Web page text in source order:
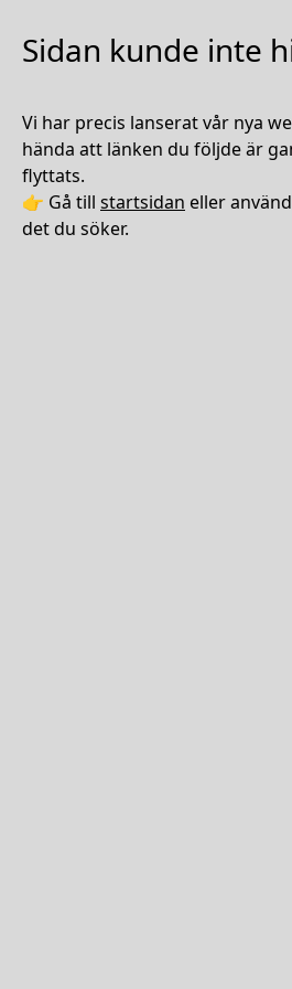
Sidan kunde inte
Vi har precis lanserat vår nya
hända att länken du följde är
flyttats.
👉 Gå till startsidan eller
det du söker.